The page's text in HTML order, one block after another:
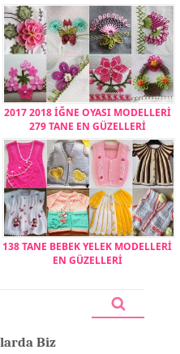
2017 2018 İĞNE OYASI MODELLERİ
279 TANE EN GÜZELLERİ
138 TANE BEBEK YELEK MODELLERİ
EN GÜZELLERİ
Biz